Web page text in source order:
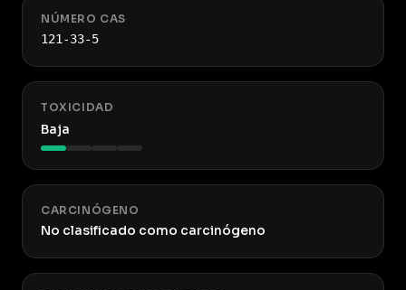
NÚMERO CAS
121-33-5
TOXICIDAD
Baja
CARCINÓGENO
No clasificado como carcinógeno